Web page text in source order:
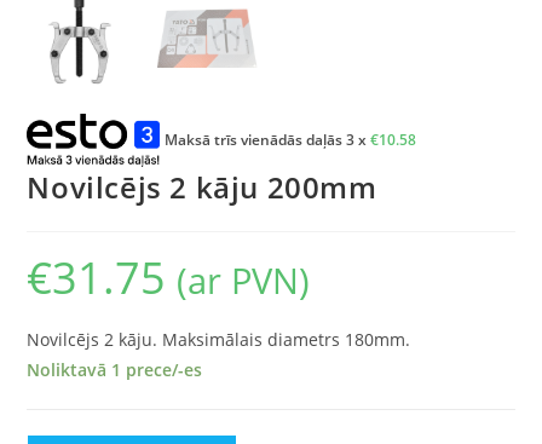
Maksā trīs vienādās daļās 3 x€10.58
Novilcējs 2 kāju 200mm
€31.75 (ar PVN)
Novilcējs 2 kāju. Maksimālais diametrs 180mm.
Noliktavā 1 prece/-es